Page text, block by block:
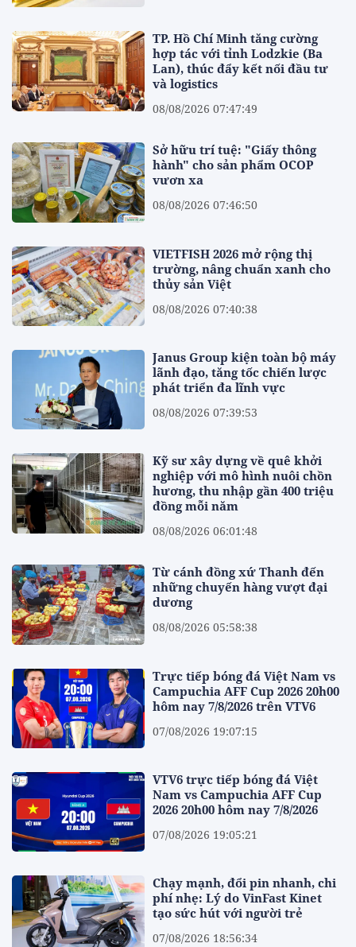
TP. Hồ Chí Minh tăng cường
hợp tác với tỉnh Lodzkie (Ba
Lan), thúc đẩy kết nối đầu tư
và logistics
08/08/2026 07:47:49
Sở hữu trí tuệ: "Giấy thông
hành" cho sản phẩm OCOP
vươn xa
08/08/2026 07:46:50
VIETFISH 2026 mở rộng thị
trường, nâng chuẩn xanh cho
thủy sản Việt
08/08/2026 07:40:38
Janus Group kiện toàn bộ máy
lãnh đạo, tăng tốc chiến lược
phát triển đa lĩnh vực
08/08/2026 07:39:53
Kỹ sư xây dựng về quê khởi
nghiệp với mô hình nuôi chồn
hương, thu nhập gần 400 triệu
đồng mỗi năm
08/08/2026 06:01:48
Từ cánh đồng xứ Thanh đến
những chuyến hàng vượt đại
dương
08/08/2026 05:58:38
Trực tiếp bóng đá Việt Nam vs
Campuchia AFF Cup 2026 20h00
hôm nay 7/8/2026 trên VTV6
07/08/2026 19:07:15
VTV6 trực tiếp bóng đá Việt
Nam vs Campuchia AFF Cup
2026 20h00 hôm nay 7/8/2026
07/08/2026 19:05:21
Chạy mạnh, đổi pin nhanh, chi
phí nhẹ: Lý do VinFast Kinet
tạo sức hút với người trẻ
07/08/2026 18:56:34